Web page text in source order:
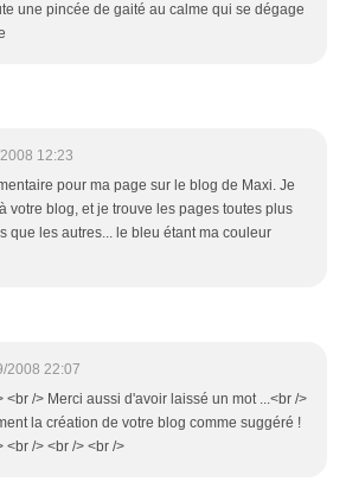
une pincée de gaité au calme qui se dégage
12:23
pour ma page sur le blog de Maxi. Je
votre blog, et je trouve les pages toutes plus
que les autres... le bleu étant ma couleur
2008 22:07
<br /> Merci aussi d'avoir laissé un mot ...<br />
la création de votre blog comme suggéré !
<br /> <br /> <br />